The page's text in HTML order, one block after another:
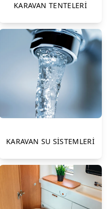
KARAVAN TENTELERİ
KARAVAN SU SİSTEMLERİ